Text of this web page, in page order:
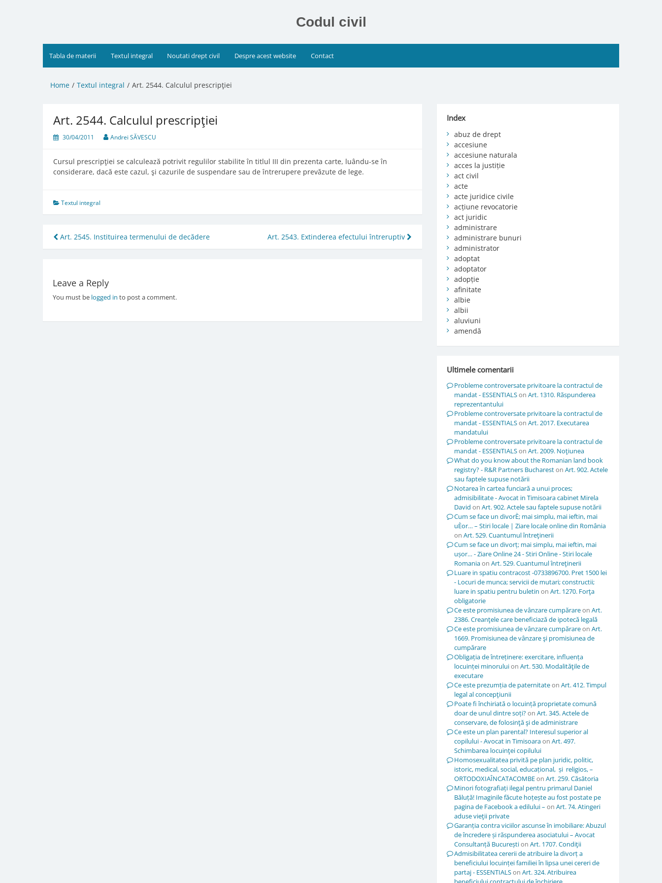
Codul civil
Tabla de materii Textul integral Noutati drept civil Despre acest website Contact
Home Textul integral Art. 2544. Calculul prescripţiei
Art. 2544. Calculul prescripţiei
30/04/2011 Andrei SĂVESCU
Cursul prescripţiei se calculează potrivit regulilor stabilite în titlul III din prezenta carte, luându-se în
considerare, dacă este cazul, şi cazurile de suspendare sau de întrerupere prevăzute de lege.
Textul integral
Post
navigation
Art. 2545. Instituirea termenului de decădere Art. 2543. Extinderea efectului întreruptiv
Leave a Reply
You must be logged in to post a comment.
Index
abuz de drept
accesiune
accesiune naturala
acces la justiție
act civil
acte
acte juridice civile
acțiune revocatorie
act juridic
administrare
administrare bunuri
administrator
adoptat
adoptator
adopție
afinitate
albie
albii
aluviuni
amendă
Ultimele comentarii
Probleme controversate privitoare la contractul de
mandat - ESSENTIALSon Art. 1310. Răspunderea
reprezentantului
Probleme controversate privitoare la contractul de
mandat - ESSENTIALSon Art. 2017. Executarea
mandatului
Probleme controversate privitoare la contractul de
mandat - ESSENTIALSon Art. 2009. Noţiunea
What do you know about the Romanian land book
registry? - R&R Partners Buchareston Art. 902. Actele
sau faptele supuse notării
Notarea în cartea funciară a unui proces;
admisibilitate - Avocat in Timisoara cabinet Mirela
David on Art. 902. Actele sau faptele supuse notării
Cum se face un divorÈ; mai simplu, mai ieftin, mai
uÈor… – Stiri locale | Ziare locale online din România
on Art. 529. Cuantumul întreţinerii
Cum se face un divorț; mai simplu, mai ieftin, mai
ușor… - Ziare Online 24 - Stiri Online - Stiri locale
Romaniaon Art. 529. Cuantumul întreţinerii
Luare in spatiu contracost -0733896700. Pret 1500 lei
- Locuri de munca; servicii de mutari; constructii;
luare in spatiu pentru buletin on Art. 1270. Forţa
obligatorie
Ce este promisiunea de vânzare cumpărareon Art.
2386. Creanţele care beneficiază de ipotecă legală
Ce este promisiunea de vânzare cumpărareon Art.
1669. Promisiunea de vânzare şi promisiunea de
cumpărare
Obligația de întreținere: exercitare, influența
locuinței minoruluion Art. 530. Modalităţile de
executare
Ce este prezumția de paternitateon Art. 412. Timpul
legal al concepţiunii
Poate fi închiriată o locuință proprietate comună
doar de unul dintre soți?on Art. 345. Actele de
conservare, de folosinţă şi de administrare
Ce este un plan parental? Interesul superior al
copilului - Avocat in Timisoaraon Art. 497.
Schimbarea locuinţei copilului
Homosexualitatea privită pe plan juridic, politic,
istoric, medical, social, educațional, și religios, –
ORTODOXIAÎNCATACOMBEon Art. 259. Căsătoria
Minori fotografiați ilegal pentru primarul Daniel
Băluță! Imaginile făcute hoțește au fost postate pe
pagina de Facebook a edilului – on Art. 74. Atingeri
aduse vieţii private
Garanția contra viciilor ascunse în imobiliare: Abuzul
de încredere și răspunderea asociatului – Avocat
Consultanță Bucureștion Art. 1707. Condiţii
Admisibilitatea cererii de atribuire la divorț a
beneficiului locuinței familiei în lipsa unei cereri de
partaj - ESSENTIALSon Art. 324. Atribuirea